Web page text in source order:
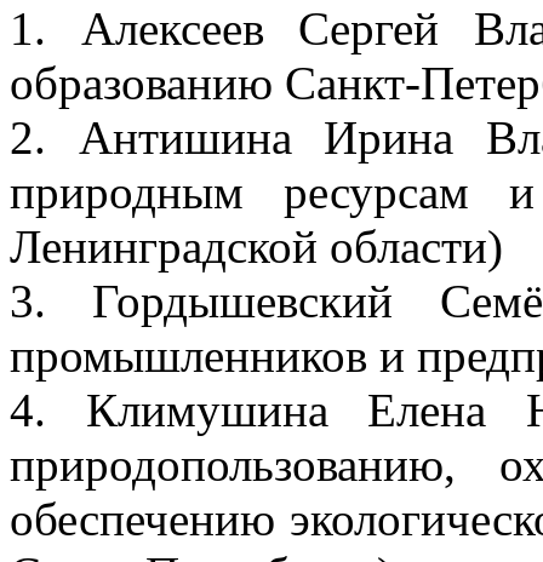
1. Алексеев Сергей
образованию Санкт-
2. Антишина Ирина
природным ресурсам
Ленинградской области)
3. Гордышевский
промышленников и
4. Климушина Елена
природопользованию,
обеспечению